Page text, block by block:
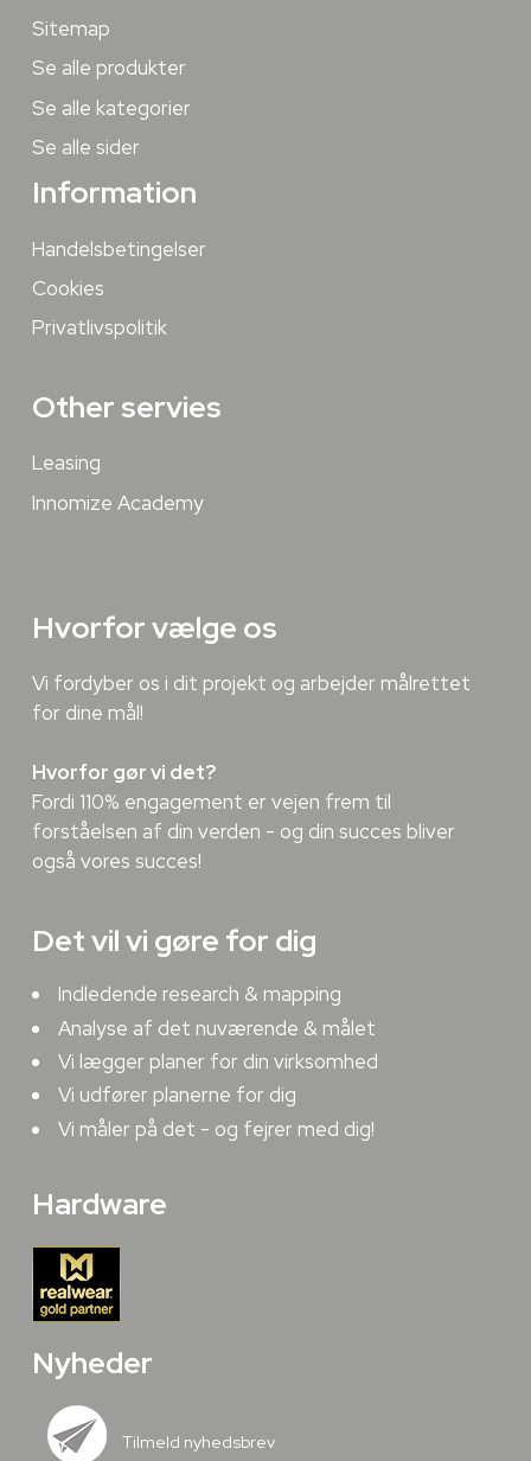
Sitemap
Se alle produkter
Se alle kategorier
Se alle sider
Information
Handelsbetingelser
Cookies
Privatlivspolitik
Other servies
Leasing
Innomize Academy
Hvorfor vælge os
Vi fordyber os i dit projekt og arbejder målrettet
for dine mål!
Hvorfor gør vi det?
Fordi 110% engagement er vejen frem til
forståelsen af din verden - og din succes bliver
også vores succes!
Det vil vi gøre for dig
Indledende research & mapping
Analyse af det nuværende & målet
Vi lægger planer for din virksomhed
Vi udfører planerne for dig
Vi måler på det - og fejrer med dig!
Hardware
Nyheder
Tilmeld nyhedsbrev